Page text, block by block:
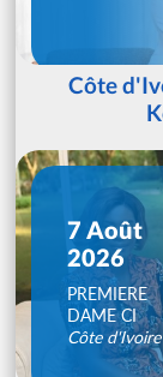
Côte
7 Août
2026
PREMIERE
DAME CI
Côte d'Ivoire